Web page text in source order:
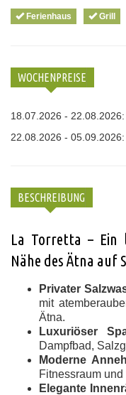
Ferienhaus Grill
WOCHENPREISE
18.07.2026 -
22.08.2026 -
BESCHREIBUNG
La Torretta – Ein
Nähe des Ätna auf
Privater
mit
Ätna.
Luxuriöser
Dampfbad,
Moderne
Fitnessraum
Elegante